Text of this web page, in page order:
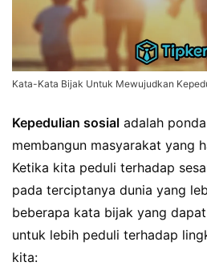
Kata-Kata Bijak Untuk Mewujudkan
Kepedulian sosial adalah
membangun masyarakat yang
Ketika kita peduli terhadap
pada terciptanya dunia yang
beberapa kata bijak yang
untuk lebih peduli terhadap
kita: